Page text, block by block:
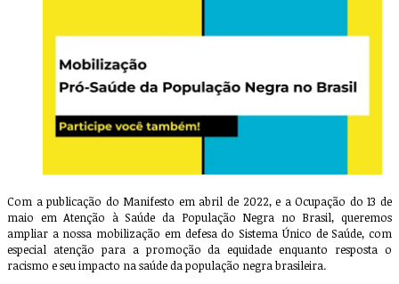
Com a publicação do Manifesto em abril de 2022, e a Ocupação do 13 de
maio em Atenção à Saúde da População Negra no Brasil, queremos
ampliar a nossa mobilização em defesa do Sistema Único de Saúde, com
especial atenção para a promoção da equidade enquanto resposta o
racismo e seu impacto na saúde da população negra brasileira.